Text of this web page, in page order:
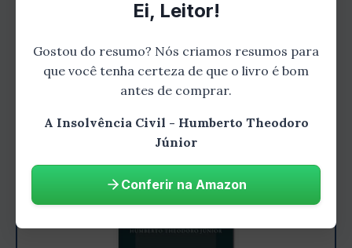
desgastantes. Nesta parte do livro, Theodoro
negociação extrajudicial, mostrando como
utilizar essa estratégia de forma eficaz e
garantindo os melhores resultados para o
devedor.
Ei, Leitor!
Gostou do resumo? Nós criamos resumos para
que você tenha certeza de que o livro é bom
antes de comprar.
A Insolvência Civil - Humberto Theodoro
Júnior
Conferir na Amazon